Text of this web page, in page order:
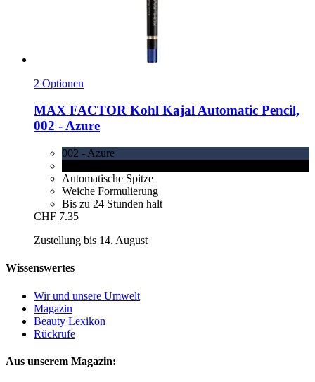
2 Optionen
MAX FACTOR Kohl Kajal Automatic Pencil,
002 -​ Azure
002 - Azure
Automatische Spitze
Weiche Formulierung
Bis zu 24 Stunden halt
CHF 7.35
Zustellung bis 14. August
Wissenswertes
Wir und unsere Umwelt
Magazin
Beauty Lexikon
Rückrufe
Aus unserem Magazin: